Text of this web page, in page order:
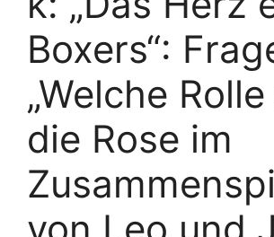
Boxers“:
„Welche
die Rose im